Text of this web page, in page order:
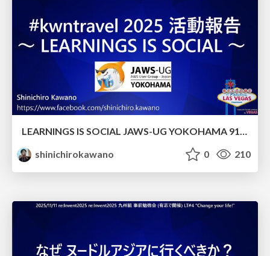
shinichirokawano
0 210